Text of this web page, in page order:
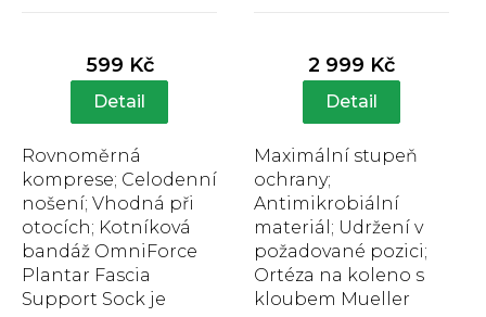
produktu
je
hvězdiček.
599 Kč
Detail
Rovnoměrná
komprese; Celodenní
nošení; Vhodná při
otocích; Kotníková
bandáž OmniForce
Plantar Fascia
Support Sock je
produktu
je
hvězdiček.
2 999 Kč
Detail
Maximální stupeň
ochrany;
Antimikrobiální
materiál; Udržení v
požadované pozici;
Ortéza na koleno s
kloubem Mueller